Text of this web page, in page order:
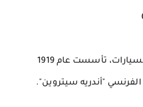
"أندريه سيتروين".